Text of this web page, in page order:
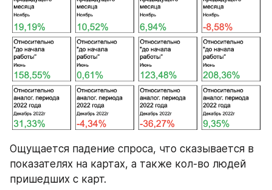
Ощущается падение спроса, что сказывается в
показателях на картах, а также кол-во людей
пришедших с карт.